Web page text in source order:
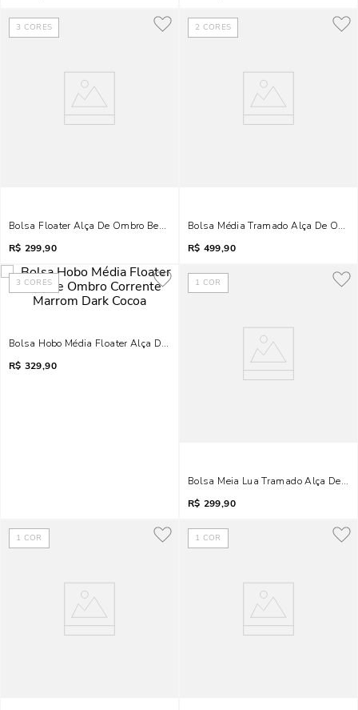
3 CORES
Bolsa Floater Alça De Ombro Bege Marfim
R$ 299,90
2 CORES
Bolsa Média Tramado Alça De
R$ 499,90
3 CORES
Bolsa Hobo Média Floater Alça De Ombro Corrente Marrom Dark Cocoa
R$ 329,90
1 COR
Bolsa Meia Lua Tramado Alça De
R$ 299,90
1 COR 1 COR